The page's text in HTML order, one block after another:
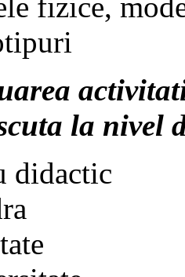
fizice,
la nivel
didactic